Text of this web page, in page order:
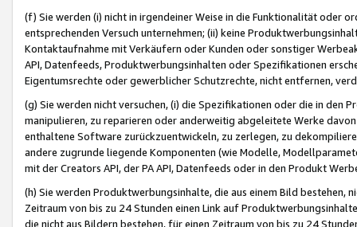
(f) Sie werden (i) nicht in irgendeiner Weise in die Funktionalität oder
entsprechenden Versuch unternehmen; (ii) keine
Kontaktaufnahme mit Verkäufern oder Kunden oder sonstiger
API, Datenfeeds, Produktwerbungsinhalten oder Spezifikationen
Eigentumsrechte oder gewerblicher Schutzrechte, nicht entfernen,
(g) Sie werden nicht versuchen, (i) die Spezifikationen oder die in
manipulieren, zu reparieren oder anderweitig abgeleitete Werke
enthaltene Software zurückzuentwickeln, zu zerlegen, zu
andere zugrunde liegende Komponenten (wie Modelle,
mit der Creators API, der PA API, Datenfeeds oder in den Produkt
(h) Sie werden Produktwerbungsinhalte, die aus einem Bild bestehen,
Zeitraum von bis zu 24 Stunden einen Link auf
die nicht aus Bildern bestehen, für einen Zeitraum von bis zu 24